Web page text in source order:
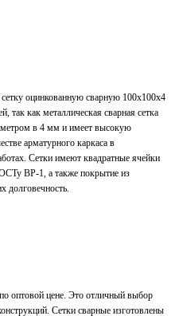
оцинкованную сварную 100х100х4
как металлическая сварная сетка
в 4 мм и имеет высокую
арматурного каркаса в
Сетки имеют квадратные ячейки
ВР-1, а также покрытие из
долговечность.
оптовой цене. Это отличный выбор
Сетки сварные изготовлены